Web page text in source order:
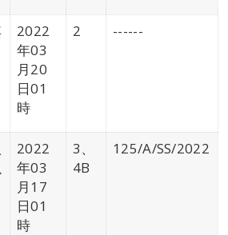
2022
年03
月20
日01
時
2 ------
2022
年03
月17
日01
時
3、
4B
125/A/SS/2022